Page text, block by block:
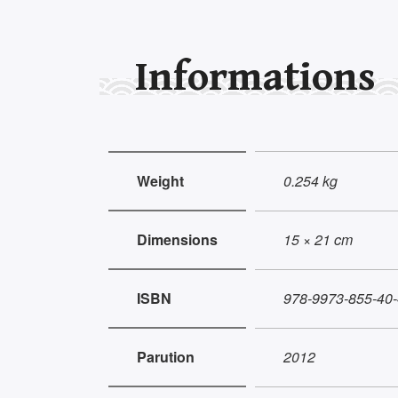
Informations
Weight 0.254 kg
Dimensions 15 × 21 cm
ISBN 978-9973-855-
Parution 2012